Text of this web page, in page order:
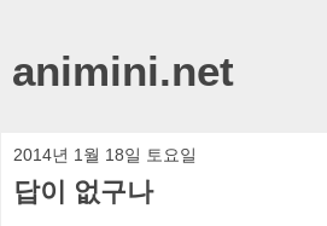
animini.net
2014년 1월 18일 토요일
답이 없구나